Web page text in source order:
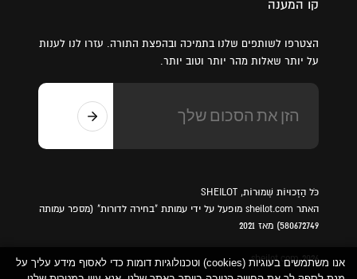
קו המענה
הצטרפו לשותפים שלנו בתמיכה ובהפצת התורה. עזרו לנו לענות
על יותר שאלות מהר יותר וטוב יותר.
כֹּל הַזְכוּיוֹת שְׁמוּרוֹת, SHEILOT
האתר sheilot.com מופעל על ידי עמותת "בחירה לדורות" (מספר עמותה
580672749) מאז 2021
sheilot.com 2026
אנו משתמשים בעוגיות (cookies) וטכנולוגיות דומות כדי לאסוף מידע עליך על